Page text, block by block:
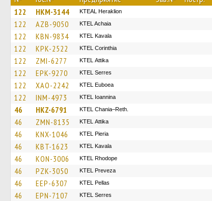
122 HKM-3144 KTEAL Heraklion
122 AZB-9050 KTEL Achaia
122 KBN-9834 KTEL Kavala
122 KPK-2522 KTEL Corinthia
122 ZMI-6277 KΤΕL Αttika
122 EPK-9270 KTEL Serres
122 XAO-2242 ΚΤΕL Euboea
122 INM-4973 KTEL Ioannina
46 HKZ-6791 KTEL Chania–Reth.
46 ZMN-8135 KΤΕL Αttika
46 KNX-1046 KTEL Pieria
46 KBT-1623 KTEL Kavala
46 KON-3006 KTEL Rhodope
46 PZK-3050 KTEL Preveza
46 EEP-6307 KTEL Pellas
46 EPN-7107 KTEL Serres